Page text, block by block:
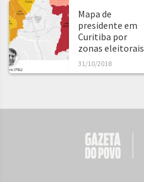
Mapa de
presidente em
Curitiba por
zonas eleitorais
31/10/2018